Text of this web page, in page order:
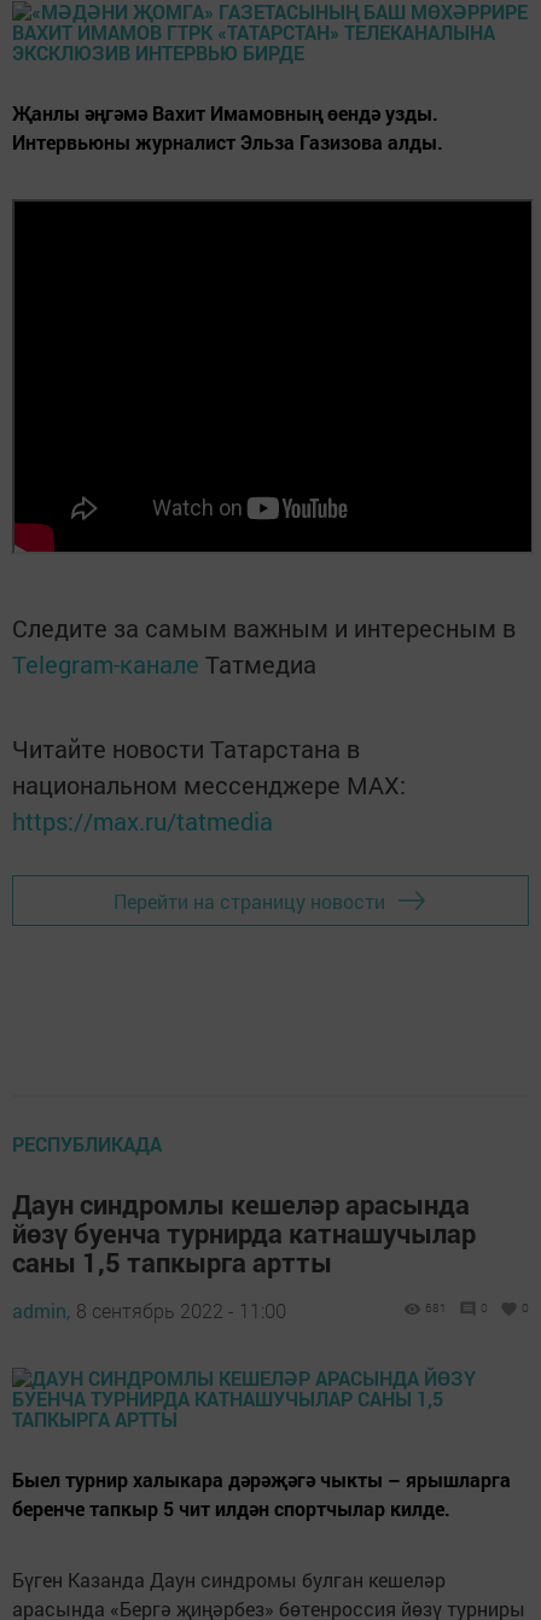
Җанлы әңгәмә Вахит Имамовның өендә узды.
Интервьюны журналист Эльза Газизова алды.
Следите за самым важным и интересным в
Telegram-канале Татмедиа
Читайте новости Татарстана в
национальном мессенджере MАХ:
https://max.ru/tatmedia
Перейти на страницу новости
РЕСПУБЛИКАДА
Даун синдромлы кешеләр арасында
йөзү буенча турнирда катнашучылар
саны 1,5 тапкырга артты
admin, 8 сентябрь 2022 - 11:00 681 0 0
Быел турнир халыкара дәрәҗәгә чыкты – ярышларга
беренче тапкыр 5 чит илдән спортчылар килде.
Бүген Казанда Даун синдромы булган кешеләр
арасында «Бергә җиңәрбез» бөтенроссия йөзү турниры